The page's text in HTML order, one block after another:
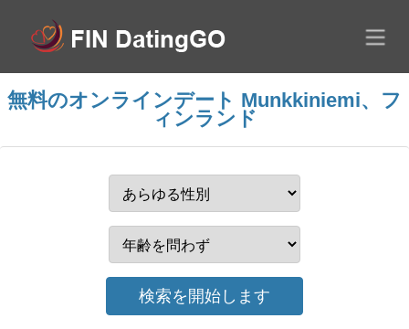
無料のオンラインデート Munkkiniemi、フ
ィンランド